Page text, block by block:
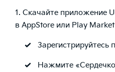
1. Скачайте приложение
в AppStore или Play Market
Зарегистрируйтесь
Нажмите